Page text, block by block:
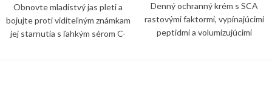
Obnovte mladistvý jas pleti a
bojujte proti viditeľným známkam
jej starnutia s ľahkým sérom C-
Denný ochranný krém s SCA
rastovými faktormi, vypínajúcimi
peptidmi a volumizujúcimi